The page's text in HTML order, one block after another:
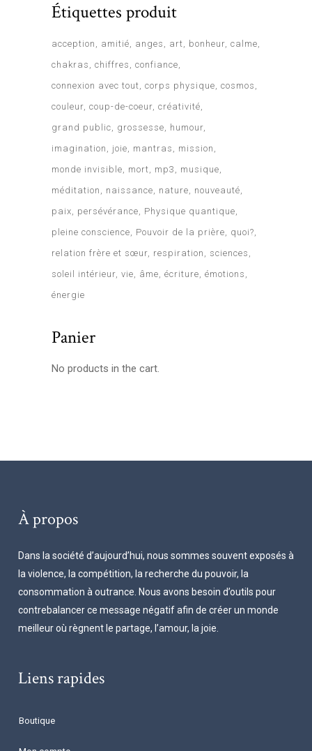
Étiquettes produit
acception amitié anges art bonheur calme
chakras
chiffres
confiance
connexion avec tout corps physique cosmos
couleur coup-de-coeur créativité
grand public
grossesse
humour
imagination
joie mantras
mission
monde invisible
mort mp3
musique
méditation
naissance nature
nouveauté
paix
persévérance
Physique quantique
pleine conscience
Pouvoir de la prière
quoi?
relation frère et sœur respiration
sciences
soleil intérieur vie âme écriture émotions
énergie
Panier
No products in the cart.
À propos
Dans la société d’aujourd’hui, nous sommes souvent exposés à
la violence, la compétition, la recherche du pouvoir, la
consommation à outrance. Nous avons besoin d’outils pour
contrebalancer ce message négatif afin de créer un monde
meilleur où règnent le partage, l’amour, la joie.
Liens rapides
Boutique